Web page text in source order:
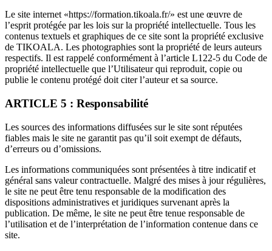
Le site internet «https://formation.tikoala.fr/» est une œuvre de
l’esprit protégée par les lois sur la propriété intellectuelle. Tous les
contenus textuels et graphiques de ce site sont la propriété exclusive
de TIKOALA. Les photographies sont la propriété de leurs auteurs
respectifs. Il est rappelé conformément à l’article L122-5 du Code de
propriété intellectuelle que l’Utilisateur qui reproduit, copie ou
publie le contenu protégé doit citer l’auteur et sa source.
ARTICLE 5 : Responsabilité
Les sources des informations diffusées sur le site sont réputées
fiables mais le site ne garantit pas qu’il soit exempt de défauts,
d’erreurs ou d’omissions.
Les informations communiquées sont présentées à titre indicatif et
général sans valeur contractuelle. Malgré des mises à jour régulières,
le site ne peut être tenu responsable de la modification des
dispositions administratives et juridiques survenant après la
publication. De même, le site ne peut être tenue responsable de
l’utilisation et de l’interprétation de l’information contenue dans ce
site.